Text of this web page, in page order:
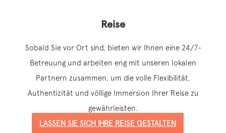
Reise
Sobald Sie vor Ort sind, bieten wir Ihnen eine 24/7-
Betreuung und arbeiten eng mit unseren lokalen
Partnern zusammen, um die volle Flexibilität,
Authentizität und völlige Immersion Ihrer Reise zu
gewährleisten.
LASSEN SIE SICH IHRE REISE GESTALTEN